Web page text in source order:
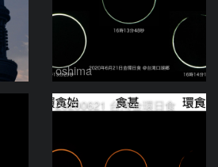
oshima
20200621 台湾金環日食